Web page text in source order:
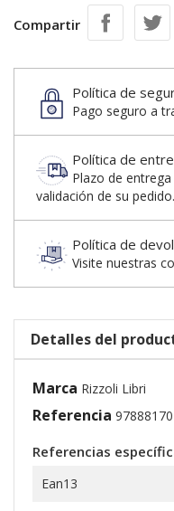
Compartir
Política de
Pago seguro a
Política de
Plazo de
validación de su pedido.
Política de
Visite nuestras
Detalles del
Marca Rizzoli Libri
Referencia
Referencias
Ean13